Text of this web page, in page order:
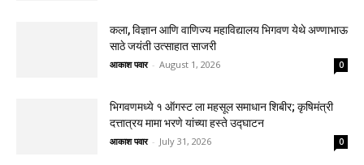
कला, विज्ञान आणि वाणिज्य महाविद्यालय भिगवण येथे अण्णाभाऊ
साठे जयंती उत्साहात साजरी
आकाश पवार - August 1, 2026 0
भिगवणमध्ये १ ऑगस्ट ला महसूल समाधान शिबीर; कृषिमंत्री
दत्तात्रय मामा भरणे यांच्या हस्ते उद्घाटन
आकाश पवार - July 31, 2026 0